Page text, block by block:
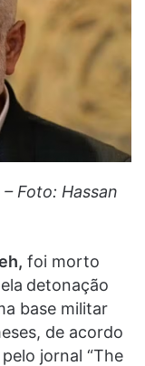
Foto: Hassan
foi morto
detonação
base militar
de acordo
jornal “The